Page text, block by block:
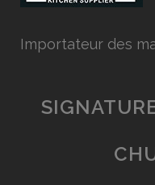
Importateur des